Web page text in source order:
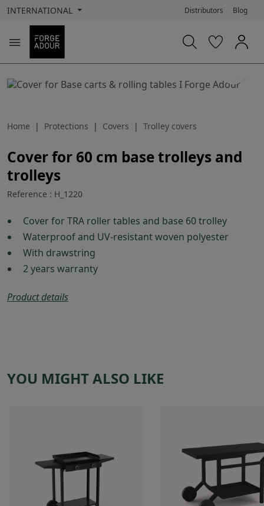
INTERNATIONAL Distributors Blog

Home Protections Covers Trolley covers
Cover for 60 cm base trolleys and
trolleys
Reference : H_1220
Cover for TRA roller tables and base 60 trolley
Waterproof and UV-resistant woven polyester
With drawstring
2 years warranty
Product details
YOU MIGHT ALSO LIKE